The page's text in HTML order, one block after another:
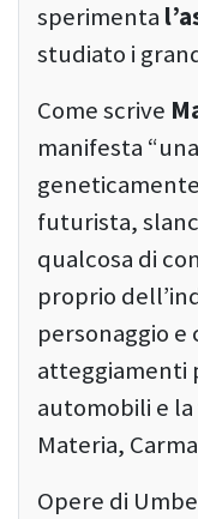
sperimenta
studiato i
Come scrive
manifesta
futurista,
qualcosa di
proprio
personaggio e
atteggiamenti
automobili e
Materia,
Opere di